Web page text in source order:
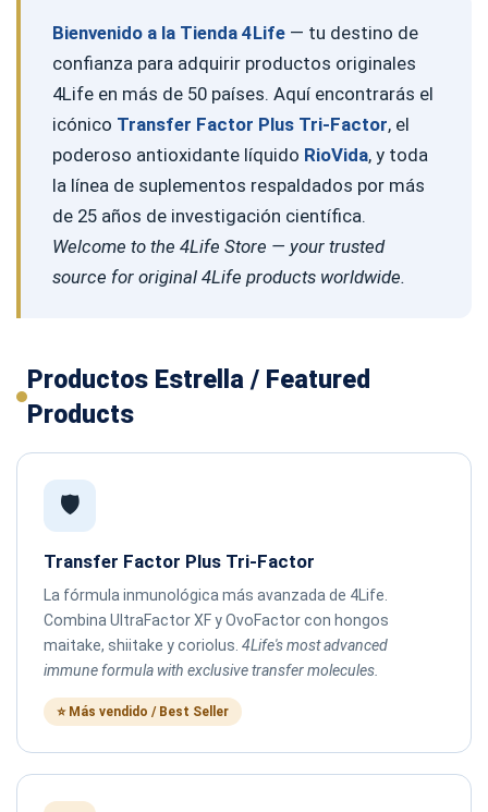
Bienvenido a la Tienda 4Life— tu destino de
confianza para adquirir productos originales
4Life en más de 50 países. Aquí encontrarás el
icónico Transfer Factor Plus Tri-Factor, el
poderoso antioxidante líquido RioVida, y toda
la línea de suplementos respaldados por más
de 25 años de investigación científica.
Welcome to the 4Life Store — your trusted
source for original 4Life products worldwide.
Productos Estrella / Featured
Products
🛡️
Transfer Factor Plus Tri-Factor
La fórmula inmunológica más avanzada de 4Life.
Combina UltraFactor XF y OvoFactor con hongos
maitake, shiitake y coriolus. 4Life's most advanced
immune formula with exclusive transfer molecules.
⭐ Más vendido / Best Seller